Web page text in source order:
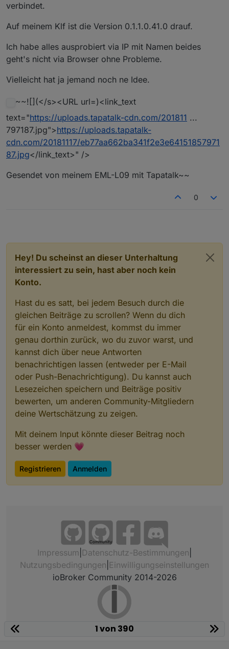
verbindet.
Auf meinem Klf ist die Version 0.1.1.0.41.0 drauf.
Ich habe alles ausprobiert via IP mit Namen beides
geht's nicht via Browser ohne Probleme.
Vielleicht hat ja jemand noch ne Idee.
~~![](</s><URL url=)<link_text
text="https://uploads.tapatalk-cdn.com/201811 ...
797187.jpg">https://uploads.tapatalk-
cdn.com/20181117/eb77aa662ba341f2e3e64151857971
87.jpg</link_text>" />
Gesendet von meinem EML-L09 mit Tapatalk~~
0
Hey! Du scheinst an dieser Unterhaltung
interessiert zu sein, hast aber noch kein
Konto.
Hast du es satt, bei jedem Besuch durch die
gleichen Beiträge zu scrollen? Wenn du dich
für ein Konto anmeldest, kommst du immer
genau dorthin zurück, wo du zuvor warst, und
kannst dich über neue Antworten
benachrichtigen lassen (entweder per E-Mail
oder Push-Benachrichtigung). Du kannst auch
Lesezeichen speichern und Beiträge positiv
bewerten, um anderen Community-Mitgliedern
deine Wertschätzung zu zeigen.
Mit deinem Input könnte dieser Beitrag noch
besser werden 💗
Registrieren Anmelden
Community
Impressum Datenschutz-Bestimmungen
Nutzungsbedingungen Einwilligungseinstellungen
ioBroker Community 2014-2026
1 von 390